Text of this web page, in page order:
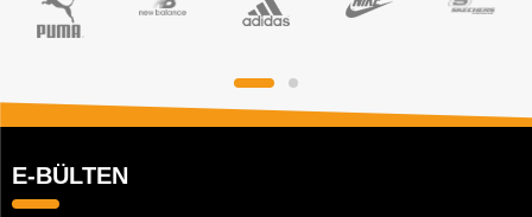
E-BÜLTEN